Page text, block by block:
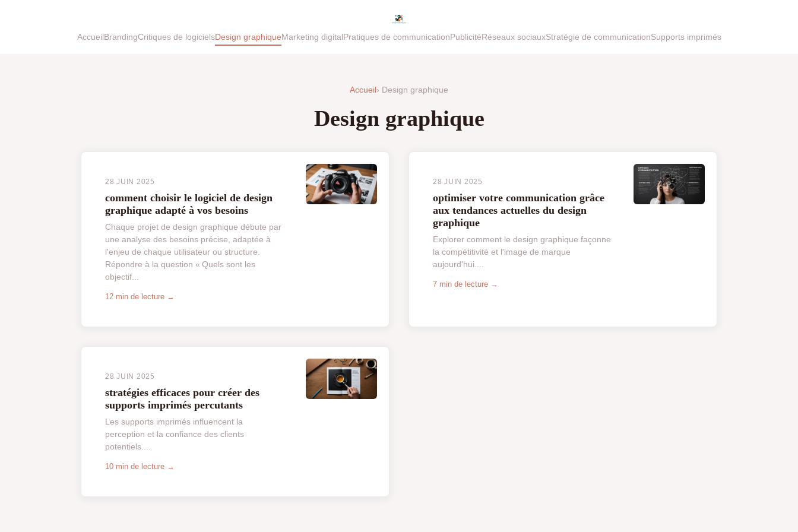
AccueilBrandingCritiques de logicielsDesign graphiqueMarketing digitalPratiques de communicationPublicitéRéseaux sociauxStratégie de communicationSupports imprimés
Accueil › Design graphique
Design graphique
28 JUIN 2025
comment choisir le logiciel de design
graphique adapté à vos besoins
Chaque projet de design graphique débute par
une analyse des besoins précise, adaptée à
l'enjeu de chaque utilisateur ou structure.
Répondre à la question « Quels sont les
objectif...
12 min de lecture →
28 JUIN 2025
optimiser votre communication grâce
aux tendances actuelles du design
graphique
Explorer comment le design graphique façonne
la compétitivité et l'image de marque
aujourd'hui....
7 min de lecture →
28 JUIN 2025
stratégies efficaces pour créer des
supports imprimés percutants
Les supports imprimés influencent la
perception et la confiance des clients
potentiels....
10 min de lecture →